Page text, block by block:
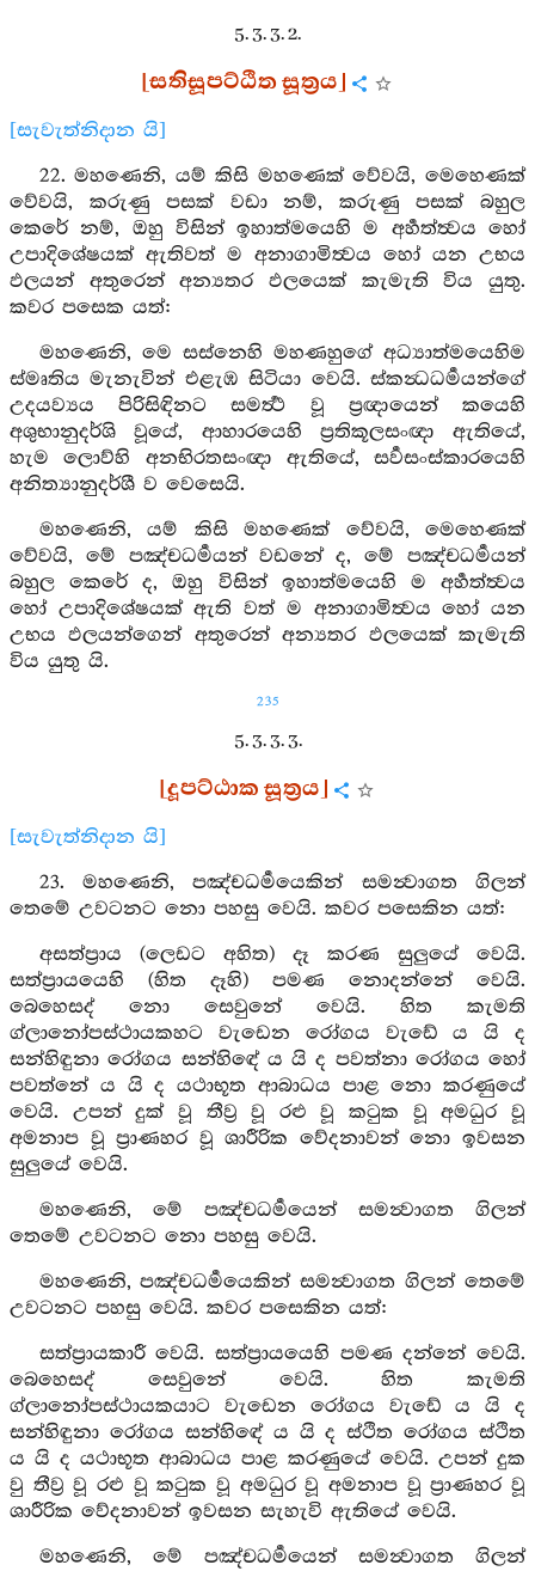
5. 3. 3. 2.
[සතිසූපට්ඨිත සූත්‍රය]
[සැවැත්නිදාන යි]
22. මහණෙනි, යම් කිසි මහණෙක් වේවයි, මෙහෙණක්
වේවයි, කරුණු පසක් වඩා නම්, කරුණු පසක් බහුල
කෙරේ නම්, ඔහු විසින් ඉහාත්මයෙහි ම අර්‍හත්ත්‍වය හෝ
උපාදිශේෂයක් ඇතිවත් ම අනාගාමිත්‍වය හෝ යන උභය
ඵලයන් අතුරෙන් අන්‍යතර ඵලයෙක් කැමැති විය යුතු.
කවර පසෙක යත්:
මහණෙනි, මෙ සස්නෙහි මහණහුගේ අධ්‍යාත්මයෙහිම
ස්මෘතිය මැනැවින් එළැඹ සිටියා වෙයි. ස්කන්‍ධධර්‍මයන්ගේ
උදයව්‍යය පිරිසිඳිනට සමර්‍ත්‍ථ වූ ප්‍රඥායෙන් කයෙහි
අශුභානුදර්ශි වූයේ, ආහාරයෙහි ප්‍රතිකූලසංඥා ඇතියේ,
හැම ලොව්හි අනභිරතසංඥා ඇතියේ, සර්‍වසංස්කාරයෙහි
අනිත්‍යානුදර්ශී ව වෙසෙයි.
මහණෙනි, යම් කිසි මහණෙක් වේවයි, මෙහෙණක්
වේවයි, මේ පඤ්චධර්‍මයන් වඩනේ ද, මේ පඤ්චධර්‍මයන්
බහුල කෙරේ ද, ඔහු විසින් ඉහාත්මයෙහි ම අර්‍හත්ත්‍වය
හෝ උපාදිශේෂයක් ඇති වත් ම අනාගාමිත්‍වය හෝ යන
උභය ඵලයන්ගෙන් අතුරෙන් අන්‍යතර ඵලයෙක් කැමැති
විය යුතු යි.
235
5. 3. 3. 3.
[දූපට්ඨාක සූත්‍රය]
[සැවැත්නිදාන යි]
23. මහණෙනි, පඤ්චධර්‍මයෙකින් සමන්‍වාගත ගිලන්
තෙමේ උවටනට නො පහසු වෙයි. කවර පසෙකින යත්:
අසත්ප්‍රාය (ලෙඩට අහිත) දෑ කරණ සුලුයේ වෙයි.
සත්ප්‍රායයෙහි (හිත දෑහි) පමණ නොදන්නේ වෙයි.
බෙහෙසද් නො සෙවුනේ වෙයි. හිත කැමති
ග්ලානෝපස්ථායකහට වැඩෙන රෝගය වැඩේ ය යි ද
සන්හිඳුනා රෝගය සන්හිඳේ ය යි ද පවත්නා රෝගය හෝ
පවත්නේ ය යි ද යථාභූත ආබාධය පාළ නො කරණුයේ
වෙයි. උපන් දුක් වූ තීව්‍ර වූ රළු වූ කටුක වූ අමධුර වූ
අමනාප වූ ප්‍රාණහර වූ ශාරීරික වේදනාවන් නො ඉවසන
සුලුයේ වෙයි.
මහණෙනි, මේ පඤ්චධර්‍මයෙන් සමන්‍වාගත ගිලන්
තෙමේ උවටනට නො පහසු වෙයි.
මහණෙනි, පඤ්චධර්‍මයෙකින් සමන්‍වාගත ගිලන් තෙමේ
උවටනට පහසු වෙයි. කවර පසෙකින යත්:
සත්ප්‍රායකාරී වෙයි. සත්ප්‍රායයෙහි පමණ දන්නේ වෙයි.
බෙහෙසද් සෙවුනේ වෙයි. හිත කැමති
ග්ලානෝපස්ථායකයාට වැඩෙන රෝගය වැඩේ ය යි ද
සන්හිඳුනා රෝගය සන්හිඳේ ය යි ද ස්ථිත රෝගය ස්ථිත
ය යි ද යථාභූත ආබාධය පාළ කරණුයේ වෙයි. උපන් දුක
වු තීව්‍ර වූ රළු වූ කටුක වූ අමධුර වූ අමනාප වූ ප්‍රාණහර වූ
ශාරීරික වේදනාවන් ඉවසන සැහැවි ඇතියේ වෙයි.
මහණෙනි, මේ පඤ්චධර්‍මයෙන් සමන්‍වාගත ගිලන්